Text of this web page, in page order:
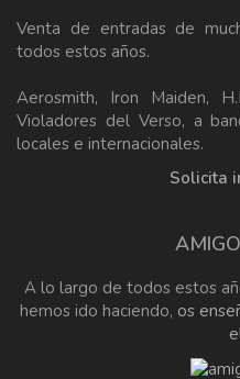
Venta de entradas de
todos estos años.
Aerosmith, Iron Maiden,
Violadores del Verso, a
locales e internacionales.
Solicita
A lo largo de todos estos
hemos ido haciendo, os